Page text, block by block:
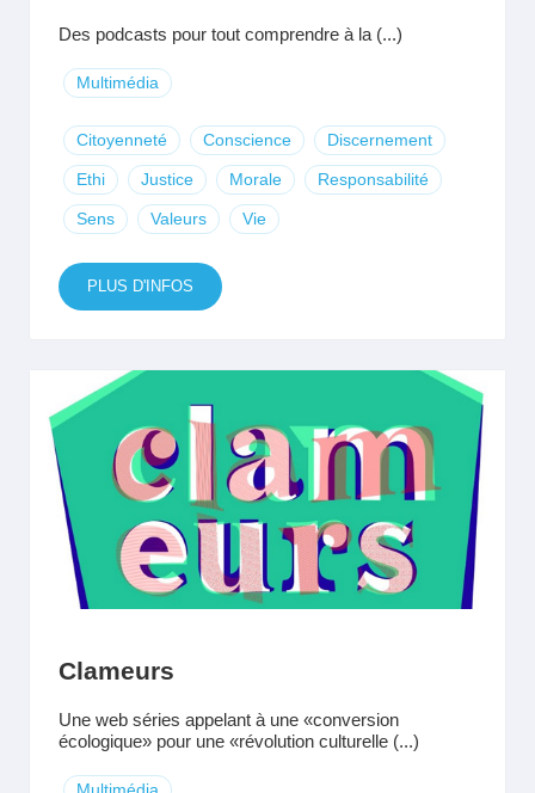
Des podcasts pour tout comprendre à la (...)
Multimédia
Citoyenneté Conscience Discernement
Ethi Justice Morale Responsabilité
Sens Valeurs Vie
PLUS D'INFOS
Clameurs
Une web séries appelant à une «conversion
écologique» pour une «révolution culturelle (...)